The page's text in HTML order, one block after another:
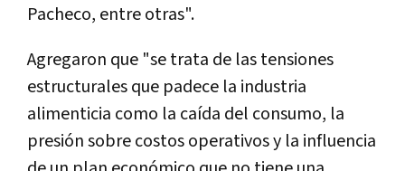
Pacheco, entre otras".
Agregaron que "se trata de las tensiones
estructurales que padece la industria
alimenticia como la caída del consumo, la
presión sobre costos operativos y la influencia